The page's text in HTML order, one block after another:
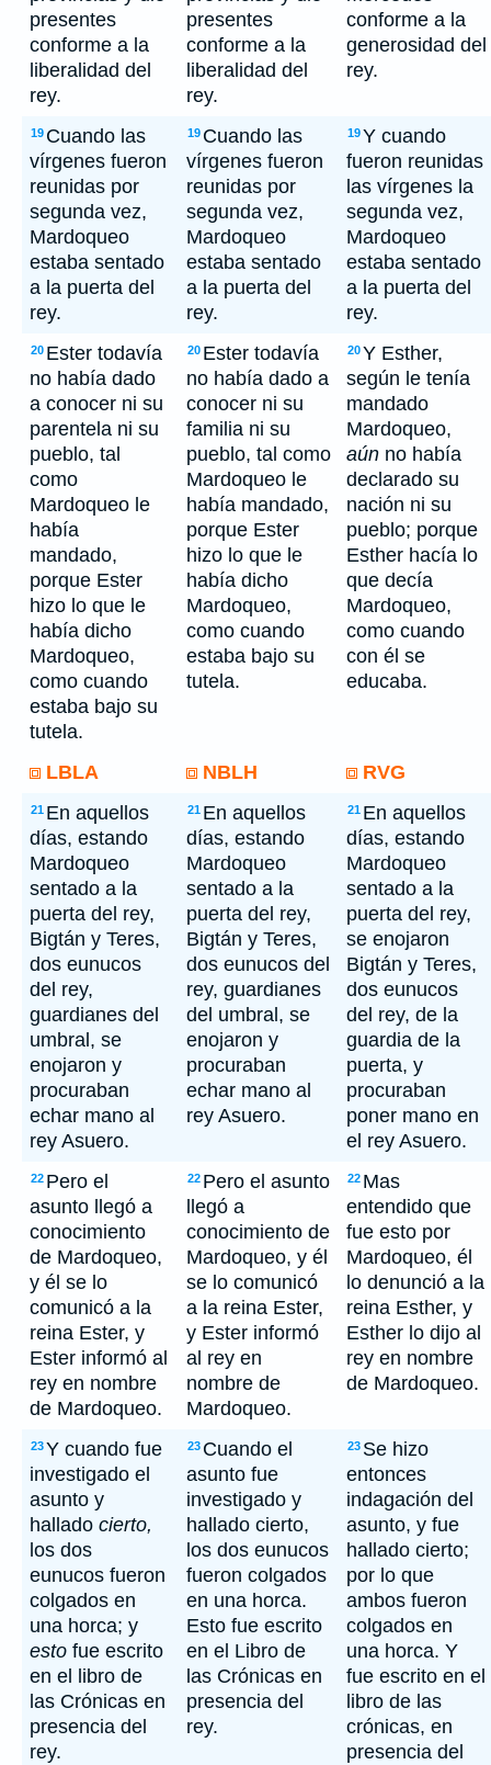
presentes
conforme a la
liberalidad del
rey.
presentes
conforme a la
liberalidad del
rey.
conforme a la
generosidad del
rey.
19 Cuando las
vírgenes fueron
reunidas por
segunda vez,
Mardoqueo
estaba sentado
a la puerta del
rey.
19 Cuando las
vírgenes fueron
reunidas por
segunda vez,
Mardoqueo
estaba sentado
a la puerta del
rey.
19Y cuando
fueron reunidas
las vírgenes la
segunda vez,
Mardoqueo
estaba sentado
a la puerta del
rey.
20 Ester todavía
no había dado
a conocer ni su
parentela ni su
pueblo, tal
como
Mardoqueo le
había
mandado,
porque Ester
hizo lo que le
había dicho
Mardoqueo,
como cuando
estaba bajo su
tutela.
20 Ester todavía
no había dado a
conocer ni su
familia ni su
pueblo, tal como
Mardoqueo le
había mandado,
porque Ester
hizo lo que le
había dicho
Mardoqueo,
como cuando
estaba bajo su
tutela.
20Y Esther,
según le tenía
mandado
Mardoqueo,
aún no había
declarado su
nación ni su
pueblo; porque
Esther hacía lo
que decía
Mardoqueo,
como cuando
con él se
educaba.
LBLA NBLH RVG
21 En aquellos
días, estando
Mardoqueo
sentado a la
puerta del rey,
Bigtán y Teres,
dos eunucos
del rey,
guardianes del
umbral, se
enojaron y
procuraban
echar mano al
rey Asuero.
21 En aquellos
días, estando
Mardoqueo
sentado a la
puerta del rey,
Bigtán y Teres,
dos eunucos del
rey, guardianes
del umbral, se
enojaron y
procuraban
echar mano al
rey Asuero.
21 En aquellos
días, estando
Mardoqueo
sentado a la
puerta del rey,
se enojaron
Bigtán y Teres,
dos eunucos
del rey, de la
guardia de la
puerta, y
procuraban
poner mano en
el rey Asuero.
22 Pero el
asunto llegó a
conocimiento
de Mardoqueo,
y él se lo
comunicó a la
reina Ester, y
Ester informó al
rey en nombre
de Mardoqueo.
22 Pero el asunto
llegó a
conocimiento de
Mardoqueo, y él
se lo comunicó
a la reina Ester,
y Ester informó
al rey en
nombre de
Mardoqueo.
22 Mas
entendido que
fue esto por
Mardoqueo, él
lo denunció a la
reina Esther, y
Esther lo dijo al
rey en nombre
de Mardoqueo.
23Y cuando fue
investigado el
asunto y
hallado cierto,
los dos
eunucos fueron
colgados en
una horca; y
esto fue escrito
en el libro de
las Crónicas en
presencia del
rey.
23 Cuando el
asunto fue
investigado y
hallado cierto,
los dos eunucos
fueron colgados
en una horca.
Esto fue escrito
en el Libro de
las Crónicas en
presencia del
rey.
23 Se hizo
entonces
indagación del
asunto, y fue
hallado cierto;
por lo que
ambos fueron
colgados en
una horca. Y
fue escrito en el
libro de las
crónicas, en
presencia del